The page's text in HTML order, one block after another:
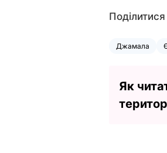
Поділитися
Джамала
Як